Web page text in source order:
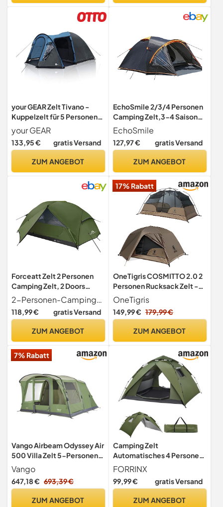
your GEAR Zelt Tivano -
Kuppelzelt für 5 Personen
mit Stehhöhe, Vorzelt &
dunkler Schlafkabine,
Campingzelt wasserdicht
your GEAR
133,95 € gratis Versand
ZUM ANGEBOT
EchoSmile 2/3/4 Personen
Camping Zelt,3-4 Saison
Wasserdichtes 5000mm
Zelt,Kuppelzelt mit
Vorzelt,leichtes
Zelt Festivalzelt, Schwarz
EchoSmile
127,97 € gratis Versand
ZUM ANGEBOT
Forceatt Zelt 2 Personen
Camping Zelt, 2 Doors
Wasserdicht & Winddicht
3-4 Saison Ultraleichte
Rucksack Zelt für Trekking,
Personen-Dunkelgrün)
2-Personen-Campingzelte Das zelt verfügt über zwei D-förmige türen und zwei vorräume für bis zu zwei personen. Gewicht 2,5 kg. Abmessungen des Innenbodens 225 x
118,99 € gratis Versand
ZUM ANGEBOT
17% Rabatt
OneTigris COSMITTO 2.0 2
Personen Rucksack Zelt -
Freistehend leicht
wasserdicht 3 Jahreszeiten
Camping Zelt für Outdoor
Bergsteigen(Kojote Braun)
OneTigris
149,99 € 179,99 €
ZUM ANGEBOT
7% Rabatt
Vango Airbeam Odyssey Air
500 Villa Zelt 5-Personen-
Aufblaszelt mit Pumpe,
Sonnendach, einfaches
Familiencamping,
Vango
647,18 € 693,39 €
ZUM ANGEBOT
Camping Zelt
Automatisches 4 Personen
Wasserdicht Kuppelzelt
230x230x150CM
FORRINX
99,99 € gratis Versand
ZUM ANGEBOT